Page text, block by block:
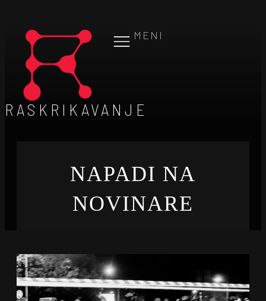
MENI
RASKRIKAVANJE
NAPADI NA
NOVINARE